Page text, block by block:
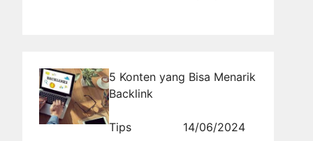
5 Konten yang Bisa Menarik
Backlink
Tips 14/06/2024